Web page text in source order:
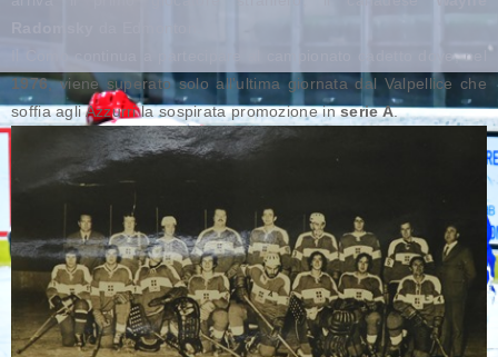
Il Como continua a partecipare al campionato cadetto dove, nel
1976, viene superato solo all'ultima giornata dal Valpellice che
soffia agli Azzurri la sospirata promozione inserie A.